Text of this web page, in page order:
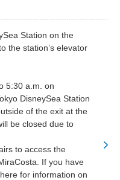
Station on the
the station’s elevator
5:30 a.m. on
DisneySea Station
of the exit at the
be closed due to
to access the
If you have
for information on